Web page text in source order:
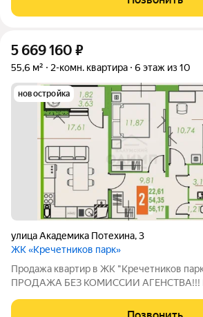
разнообразными детскими
5 669 160 ₽
55,6 м² 2-комн. квартира 6 этаж из 10
новостройка
улица Академика Потехина,3
ЖК «Кречетников парк»
Продажа квартир в ЖК "Кречетников
ПРОДАЖА БЕЗ КОМИССИИ АГЕНСТВА!!!
комплексе с уникальными